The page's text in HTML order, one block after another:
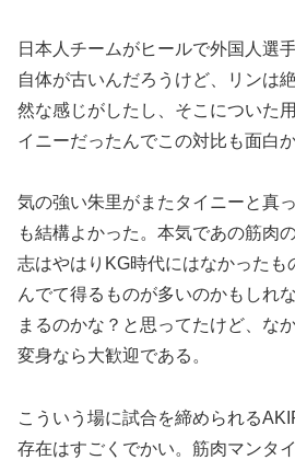
日本人チームがヒールで外国人選
自体が古いんだろうけど、リンは
然な感じがしたし、そこについた
イニーだったんでこの対比も面白か
気の強い朱里がまたタイニーと真
も結構よかった。本気であの筋肉
志はやはりKG時代にはなかったも
んでて得るものが多いのかもしれ
まるのかな？と思ってたけど、な
変身なら大歓迎である。
こういう場に試合を締められる
存在はすごくでかい。筋肉マンタ